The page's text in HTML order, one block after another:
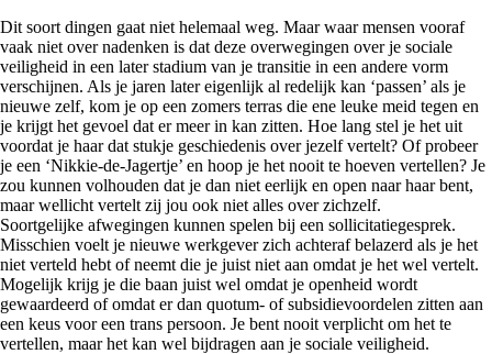
Dit soort dingen gaat niet helemaal weg. Maar waar mensen vooraf
vaak niet over nadenken is dat deze overwegingen over je sociale
veiligheid in een later stadium van je transitie in een andere vorm
verschijnen. Als je jaren later eigenlijk al redelijk kan ‘passen’ als je
nieuwe zelf, kom je op een zomers terras die ene leuke meid tegen en
je krijgt het gevoel dat er meer in kan zitten. Hoe lang stel je het uit
voordat je haar dat stukje geschiedenis over jezelf vertelt? Of probeer
je een ‘Nikkie-de-Jagertje’ en hoop je het nooit te hoeven vertellen? Je
zou kunnen volhouden dat je dan niet eerlijk en open naar haar bent,
maar wellicht vertelt zij jou ook niet alles over zichzelf.
Soortgelijke afwegingen kunnen spelen bij een sollicitatiegesprek.
Misschien voelt je nieuwe werkgever zich achteraf belazerd als je het
niet verteld hebt of neemt die je juist niet aan omdat je het wel vertelt.
Mogelijk krijg je die baan juist wel omdat je openheid wordt
gewaardeerd of omdat er dan quotum- of subsidievoordelen zitten aan
een keus voor een trans persoon. Je bent nooit verplicht om het te
vertellen, maar het kan wel bijdragen aan je sociale veiligheid.